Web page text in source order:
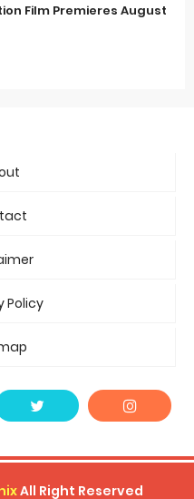
Film Premieres August
Policy
All Right Reserved